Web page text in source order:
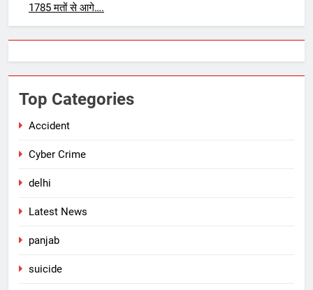
1785 मतों से आगे….
Top Categories
Accident
Cyber Crime
delhi
Latest News
panjab
suicide